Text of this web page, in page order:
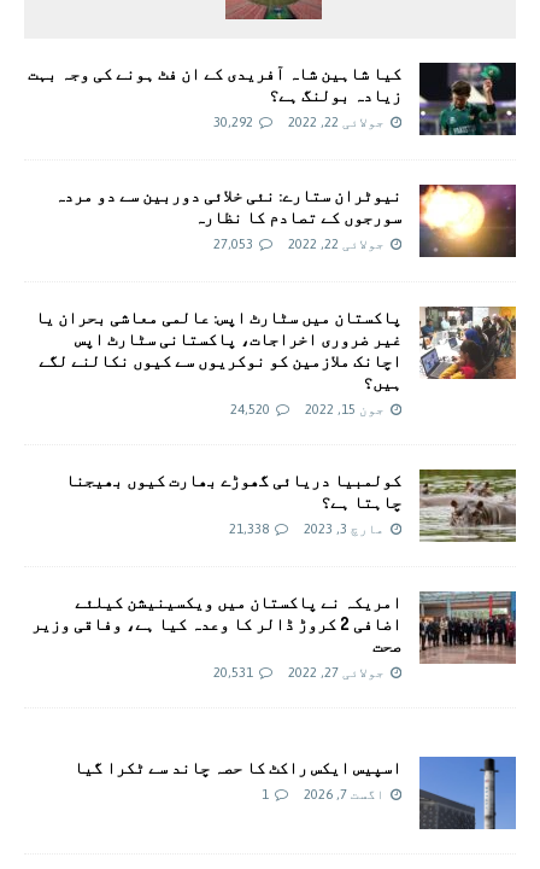
کیا شاہین شاہ آفریدی کے ان فٹ ہونے کی وجہ بہت
زیادہ بولنگ ہے؟
جولائی 22, 2022 30,292
نیوٹران ستارے: نئی خلائی دوربین سے دو مردہ
سورجوں کے تصادم کا نظارہ
جولائی 22, 2022 27,053
پاکستان میں سٹارٹ اپس: عالمی معاشی بحران یا
غیر ضروری اخراجات، پاکستانی سٹارٹ اپس
اچانک ملازمین کو نوکریوں سے کیوں نکالنے لگے
ہیں؟
جون 15, 2022 24,520
کولمبیا دریائی گھوڑے بھارت کیوں بھیجنا
چاہتا ہے؟
مارچ 3, 2023 21,338
امريکہ نے پاکستان میں ویکسینیشن کیلئے
اضافی 2 کروڑ ڈالر کا وعدہ کیا ہے، وفاقی وزیر
صحت
جولائی 27, 2022 20,531
اسپیس ایکس راکٹ کا حصہ چاند سے ٹکرا گیا
اگست 7, 2026 1